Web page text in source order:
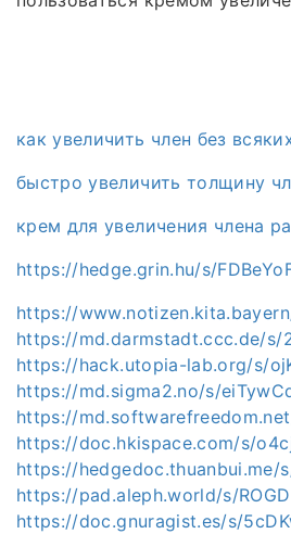
как увеличить член без
быстро увеличить толщину
крем для увеличения члена
https://hedge.grin.hu/s/
https://
https://md.darmstadt.ccc.de/s/
https://hack.utopia-lab.org/s/
https://md.sigma2.no/s/
https://
https://doc.hkispace.com/s/
https://hedgedoc.thuanbui.me/
https://pad.aleph.world/s/
https://doc.gnuragist.es/s/